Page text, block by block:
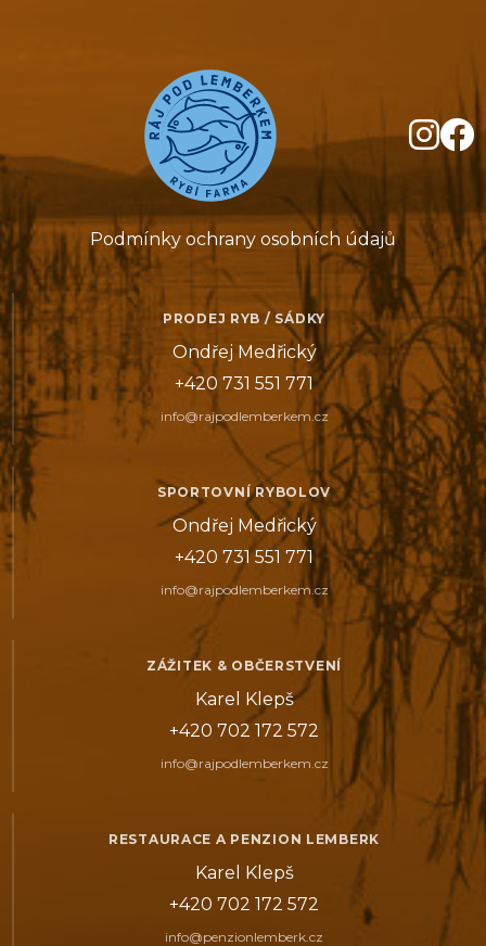
Podmínky ochrany osobních údajů
PRODEJ RYB / SÁDKY
Ondřej Medřický
+420 731 551 771
info@rajpodlemberkem.cz
SPORTOVNÍ RYBOLOV
Ondřej Medřický
+420 731 551 771
info@rajpodlemberkem.cz
ZÁŽITEK & OBČERSTVENÍ
Karel Klepš
+420 702 172 572
info@rajpodlemberkem.cz
RESTAURACE A PENZION LEMBERK
Karel Klepš
+420 702 172 572
info@penzionlemberk.cz